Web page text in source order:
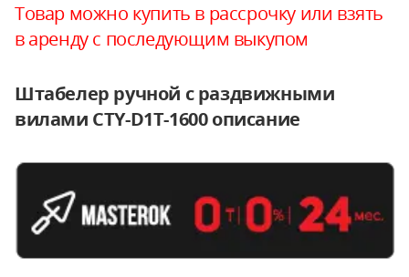
Товар можно купить в рассрочку или взять
в аренду с последующим выкупом
Штабелер ручной с раздвижными
вилами CTY-D1T-1600 описание